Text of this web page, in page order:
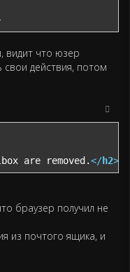
видит что юзер
действия, потом
are removed.</h2>
браузер получил не
из почтого ящика, и